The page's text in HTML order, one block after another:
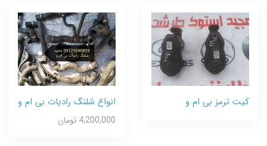
کیت ترمز بی ام و انواع شلنگ رادیات بی ام و
4,200,000 تومان